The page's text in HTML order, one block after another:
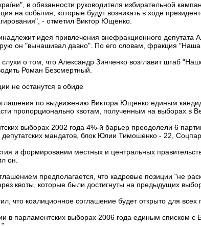
в обязанности руководителя избирательной
на события, которые будут возникать в ходе
- отметил Виктор Ющенко.
идея привлечения внефракционного депутата
он "вынашивал давно". По его словам, фракция "Наша
о том, что Александр Зинченко возглавит штаб
Роман Безсмертный.
не останутся в обиде
по выдвижению Виктора Ющенко единым
пропорционально квотам, полученным на выборах в
выборах 2002 года 4%-й барьер преодолели 6
мандатов, блок Юлии Тимошенко - 22,
и формировании местных и центральных
он.
предполагается, что кадровые позиции "не
квоты, которые были достигнуты на предыдущих
что коалиционное соглашение будет открыто для всех
в парламентских выборах 2006 года единым списком